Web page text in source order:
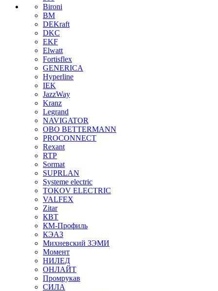
Bironi
BM
DEKraft
DKC
EKF
Elwatt
Fortisflex
GENERICA
Hyperline
IEK
JazzWay
Kranz
Legrand
NAVIGATOR
OBO BETTERMANN
PROCONNECT
Rexant
RTP
Sormat
SUPRLAN
Systeme electric
TOKOV ELECTRIC
VALFEX
Zitar
КВТ
КМ-Профиль
КЭАЗ
Михневский ЗЭМИ
Момент
НИЛЕД
ОНЛАЙТ
Промрукав
СИЛА